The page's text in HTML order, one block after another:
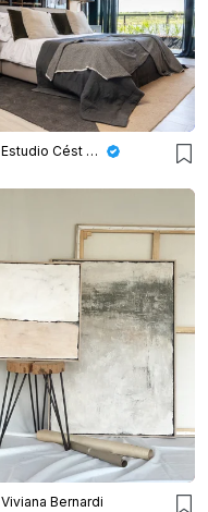
Estudio Cést Moi
Viviana Bernardi